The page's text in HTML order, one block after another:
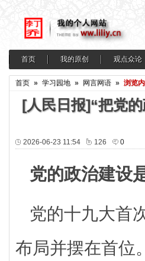
首页 我的原创 观点众论
首页 » 学习园地 » 网言网语 » 浏览
[人民日报]“把党
2026-06-23 11:54 126 0
党的政治建设
党的十九大首
布局并摆在首位